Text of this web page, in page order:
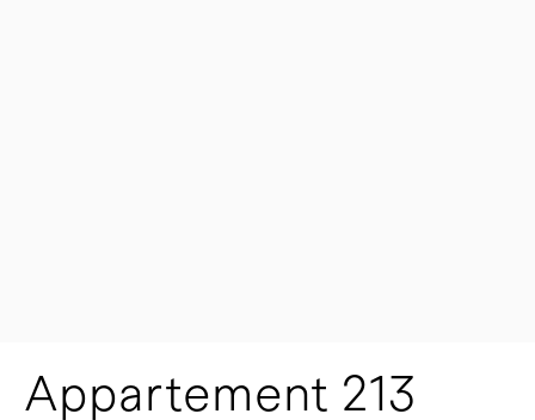
Appartement 213